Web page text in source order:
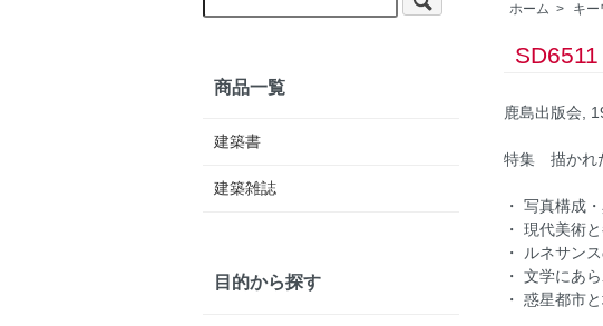
ホーム > キー
鹿島出版会,
特集 描かれ
・ 写真構成
・ 現代美術
・ ルネサン
・ 文学にあ
・ 惑星都市
商品一覧
建築書
建築雑誌
目的から探す